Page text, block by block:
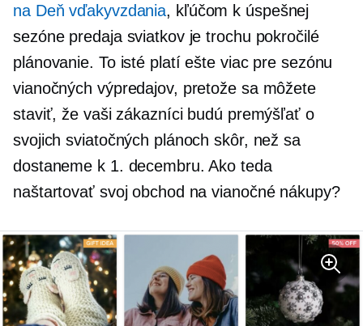
na Deň vďakyvzdania, kľúčom k úspešnej
sezóne predaja sviatkov je trochu pokročilé
plánovanie. To isté platí ešte viac pre sezónu
vianočných výpredajov, pretože sa môžete
staviť, že vaši zákazníci budú premýšľať o
svojich sviatočných plánoch skôr, než sa
dostaneme k 1. decembru. Ako teda
naštartovať svoj obchod na vianočné nákupy?